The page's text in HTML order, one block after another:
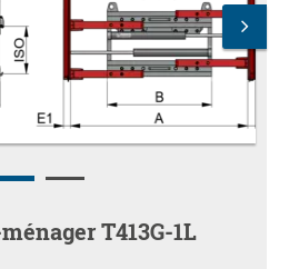
T413G-1L